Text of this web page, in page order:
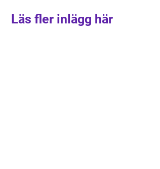
Läs fler inlägg här